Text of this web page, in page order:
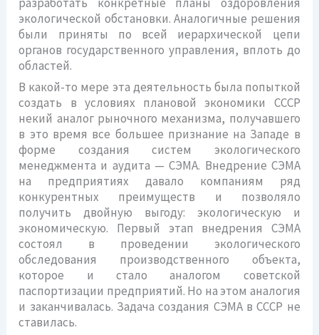
экологической обстановки. Аналогичные решения
были приняты по всей иерархической цепи
органов государственного управления, вплоть до
областей.
В какой-то мере эта деятельность была попыткой
создать в условиях плановой экономики СССР
некий аналог рыночного механизма, получавшего
в это время все большее признание на Западе в
форме создания систем экологического
менеджмента и аудита — СЭМА. Внедрение СЭМА
на предприятиях давало компаниям ряд
конкурентных преимуществ и позволяло
получить двойную выгоду: экологическую и
экономическую. Первый этап внедрения СЭМА
состоял в проведении экологического
обследования производственного объекта,
которое и стало аналогом советской
паспортизации предприятий. Но на этом аналогия
и заканчивалась. Задача создания СЭМА в СССР не
ставилась.